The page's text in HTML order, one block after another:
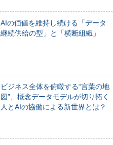
AIの価値を維持し続ける「データ
継続供給の型」と「横断組織」
ビジネス全体を俯瞰する“言葉の地
図”、概念データモデルが切り拓く
人とAIの協働による新世界とは？